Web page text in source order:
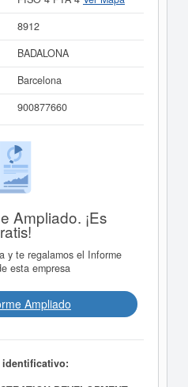
8912
BADALONA
Barcelona
900877660
Ampliado. ¡Es
y te regalamos el Informe
esta empresa
Ampliado
identificativo: